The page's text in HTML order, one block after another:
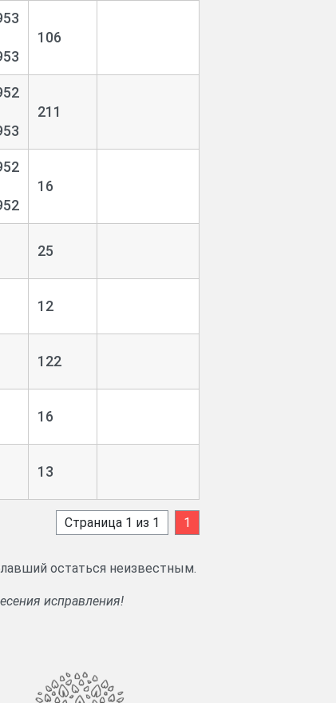
106
211
16
25
12
122
16
13
Страница 1 из 1 1
остаться неизвестным.
исправления!